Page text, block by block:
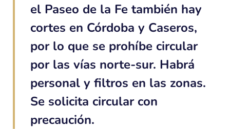
el Paseo de la Fe también hay
cortes en Córdoba y Caseros,
por lo que se prohíbe circular
por las vías norte-sur. Habrá
personal y filtros en las zonas.
Se solicita circular con
precaución.